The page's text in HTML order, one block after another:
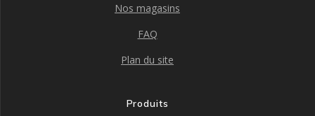
Nos magasins
FAQ
Plan du site
Produits